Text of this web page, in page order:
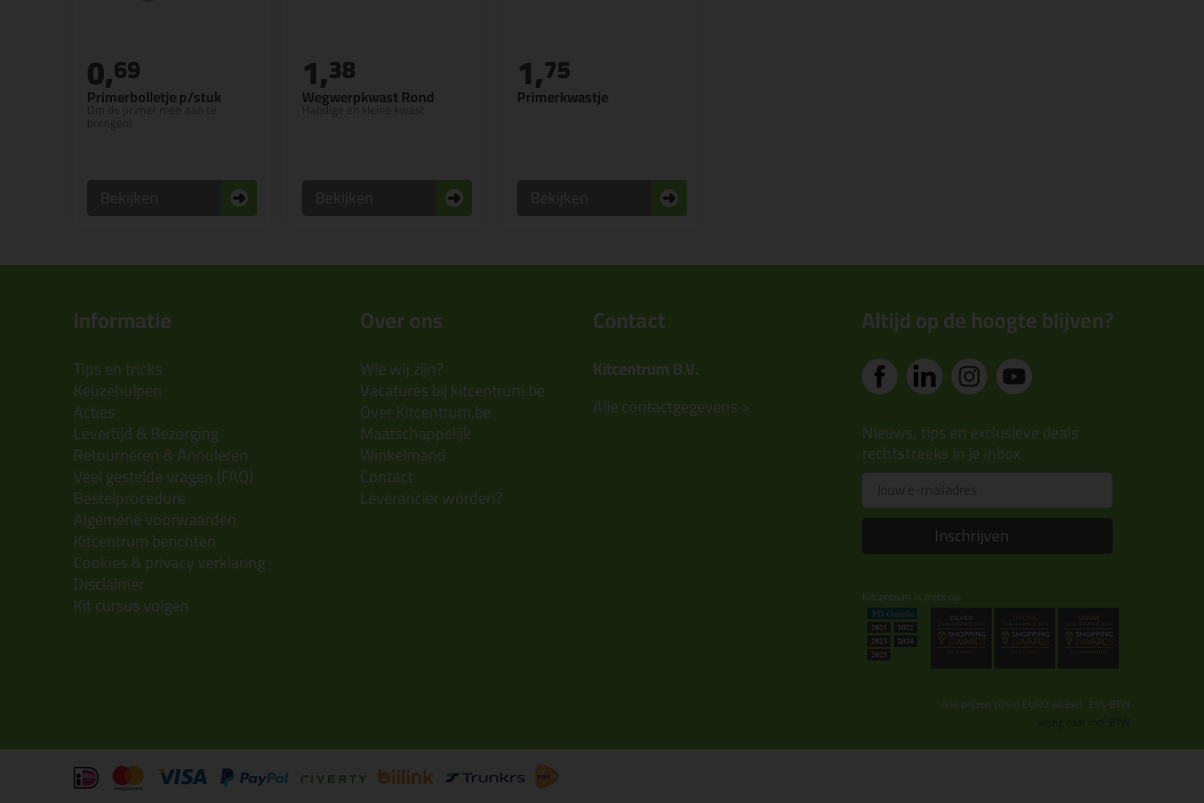
Primerbolletje p/stuk
Om de primer mee aan te
0,69
Wegwerpkwast Rond
Handige en kleine kwast
1,38
Primerkwastje
1,75
Informatie
Tips en tricks
Keuzehulpen
Acties
Levertijd & Bezorging
Retourneren & Annuleren
Veel gestelde vragen (FAQ)
Bestelprocedure
Algemene voorwaarden
Kitcentrum berichten
Cookies & privacy verklaring
Disclaimer
Kit cursus volgen
Over ons
Wie wij zijn?
Vacatures bij kitcentrum.be
Over Kitcentrum.be
Maatschappelijk
Winkelmand
Contact
Leverancier worden?
Contact
Kitcentrum B.V.
Alle contactgegevens >
Altijd op de hoogte blijven?
Nieuws, tips en exclusieve deals
rechtstreeks in je inbox
Inschrijven
Kitcentrum is trots op:
Alle prijzen zijn in EURO en excl. 21% BTW